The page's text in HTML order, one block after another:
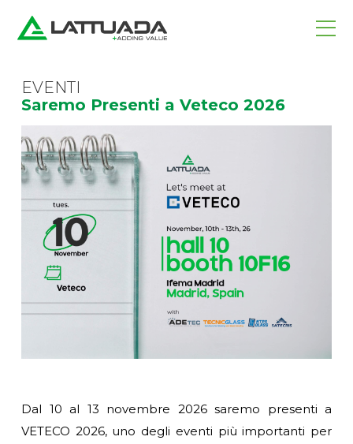
EVENTI
Saremo Presenti a Veteco 2026
Dal 10 al 13 novembre 2026 saremo presenti a
VETECO 2026, uno degli eventi più importanti per